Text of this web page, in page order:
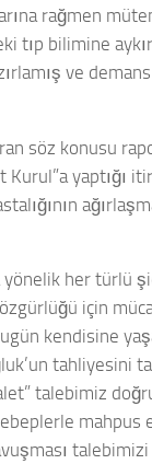
rağmen
tıp bilimine
ve
söz konusu
Kurul”a yaptığı
yönelik her türlü
için
kendisine
tahliyesini
talebimiz
mahpus